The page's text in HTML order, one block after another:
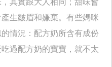
其實跟大人相同；甜味會
生皺眉和嫌棄。有些媽咪
情況：配方奶所含有成份
過配方奶的寶寶，就不太